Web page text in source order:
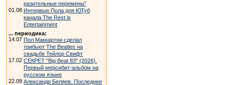
разительные перемены”
01.08 Интервью Пола для ЮТуб
канала The Rest is
Entertainment
... периодика:
14.07 Пол Маккартни сделал
трибьют The Beatles на
свадьбе Тейлор Свифт
17.02 СЕКРЕТ "Big Beat 83" (2026).
Первый мерсибит-альбом на
русском языке
22.09 Александр Беляев. Последнее